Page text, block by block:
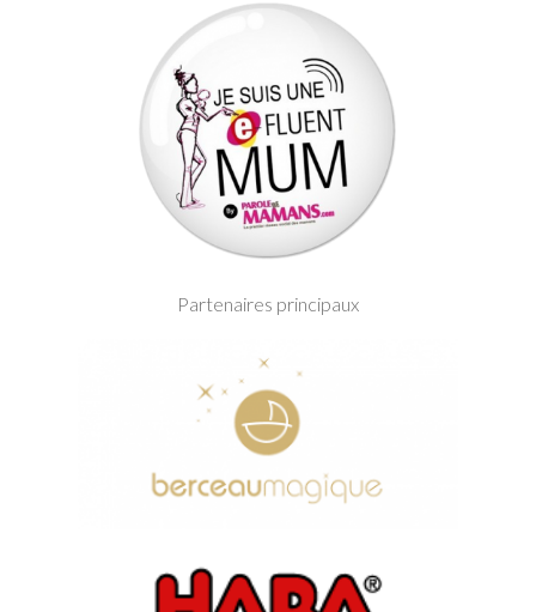
Partenaires principaux